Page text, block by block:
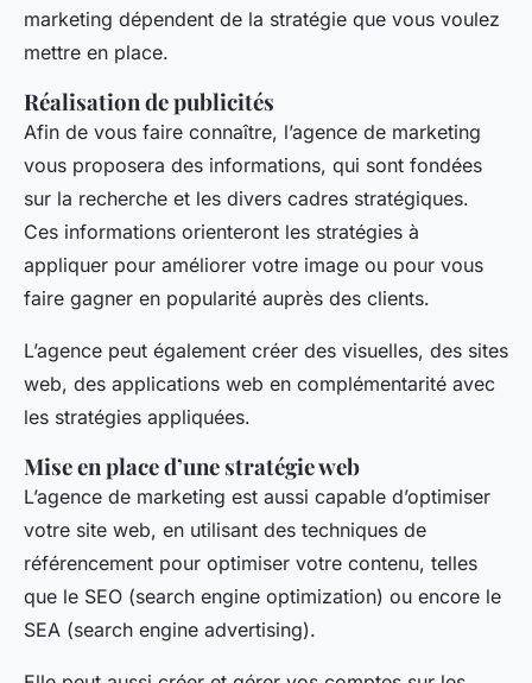
marketing dépendent de la stratégie que vous voulez
mettre en place.
Réalisation de publicités
Afin de vous faire connaître, l’agence de marketing
vous proposera des informations, qui sont fondées
sur la recherche et les divers cadres stratégiques.
Ces informations orienteront les stratégies à
appliquer pour améliorer votre image ou pour vous
faire gagner en popularité auprès des clients.
L’agence peut également créer des visuelles, des sites
web, des applications web en complémentarité avec
les stratégies appliquées.
Mise en place d’une stratégie web
L’agence de marketing est aussi capable d’optimiser
votre site web, en utilisant des techniques de
référencement pour optimiser votre contenu, telles
que le SEO (search engine optimization) ou encore le
SEA (search engine advertising).